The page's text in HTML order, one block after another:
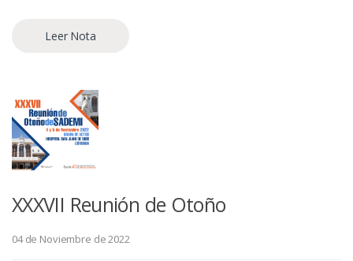
Leer Nota
XXXVII Reunión de Otoño
04 de Noviembre de 2022